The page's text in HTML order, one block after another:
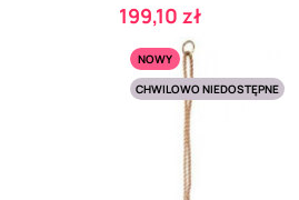
Cena
199,10 zł
NOWY
CHWILOWO NIEDOSTĘPNE